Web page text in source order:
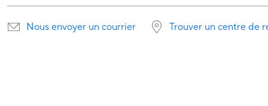
Nous envoyer un courrier Trouver un centre de